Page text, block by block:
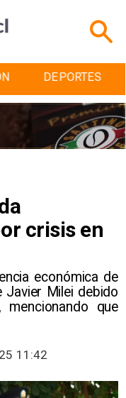
DEPORTES
crisis en
económica de
Javier Milei debido
que
11:42